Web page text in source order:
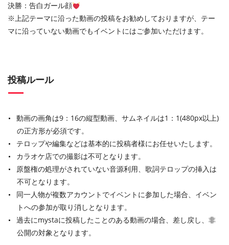
決勝：告白ガール顔
※上記テーマに沿った動画の投稿をお勧めしておりますが、テー
マに沿っていない動画でもイベントにはご参加いただけます。
投稿ルール
動画の画角は9：16の縦型動画、サムネイルは1：1(480px以上)
の正方形が必須です。
テロップや編集などは基本的に投稿者様にお任せいたします。
カラオケ店での撮影は不可となります。
原盤権の処理がされていない音源利用、歌詞テロップの挿入は
不可となります。
同一人物が複数アカウントでイベントに参加した場合、イベン
トへの参加が取り消しとなります。
過去にmystaに投稿したことのある動画の場合、差し戻し、非
公開の対象となります。